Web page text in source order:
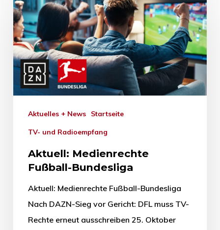
Aktuelles + News Startseite
TV- und Radioempfang
Aktuell: Medienrechte
Fußball-Bundesliga
Aktuell: Medienrechte Fußball-Bundesliga
Nach DAZN-Sieg vor Gericht: DFL muss TV-
Rechte erneut ausschreiben 25. Oktober